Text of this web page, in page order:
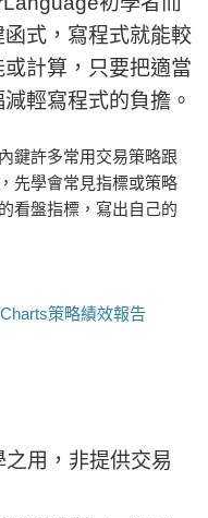
式，寫程式就能較
計算，只要把適當
輕寫程式的負擔。
鍵許多常用交易策略跟
先學會常見指標或策略
看盤指標，寫出自己的
策略績效報告
用，非提供交易